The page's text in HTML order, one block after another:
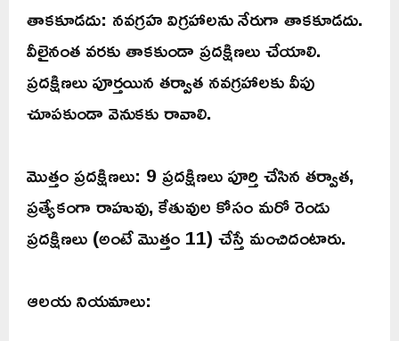
తాకకూడదు: నవగ్రహ విగ్రహాలను నేరుగా తాకకూడదు.
వీలైనంత వరకు తాకకుండా ప్రదక్షిణలు చేయాలి.
ప్రదక్షిణలు పూర్తయిన తర్వాత నవగ్రహాలకు వీపు
చూపకుండా వెనుకకు రావాలి.
మొత్తం ప్రదక్షిణలు: 9 ప్రదక్షిణలు పూర్తి చేసిన తర్వాత,
ప్రత్యేకంగా రాహువు, కేతువుల కోసం మరో రెండు
ప్రదక్షిణలు (అంటే మొత్తం 11) చేస్తే మంచిదంటారు.
ఆలయ నియమాలు: